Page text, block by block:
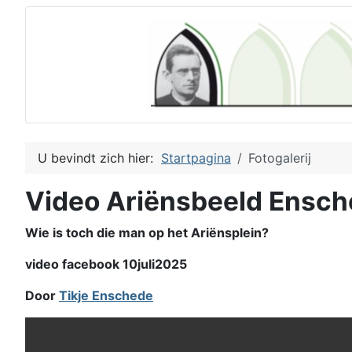
U bevindt zich hier: Startpagina Fotogalerij
Video Ariënsbeeld
Wie is toch die man op het Ariënsplein?
video facebook 10juli2025
Door Tikje Enschede